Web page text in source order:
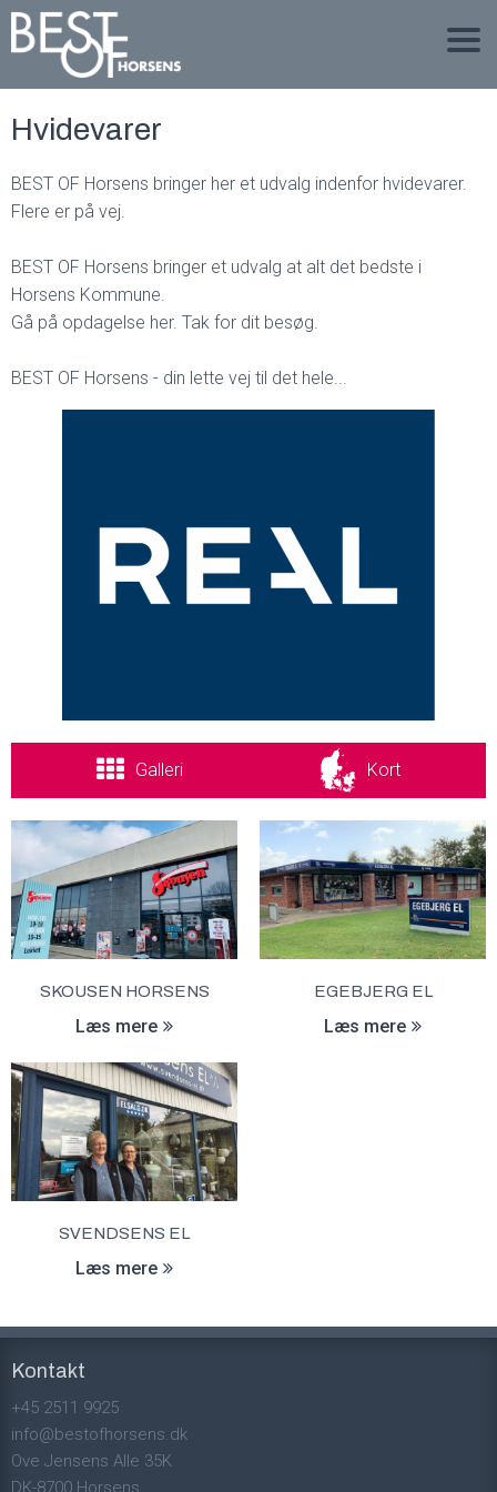
Hvidevarer
BEST OF Horsens bringer her et udvalg indenfor hvidevarer.
Flere er på vej.
BEST OF Horsens bringer et udvalg at alt det bedste i
Horsens Kommune.
Gå på opdagelse her. Tak for dit besøg.
BEST OF Horsens - din lette vej til det hele...
Galleri Kort
SKOUSEN HORSENS
Læs mere
EGEBJERG EL
Læs mere
SVENDSENS EL
Læs mere
Kontakt
+45 2511 9925
info@bestofhorsens.dk
Ove Jensens Alle 35K
DK-8700 Horsens